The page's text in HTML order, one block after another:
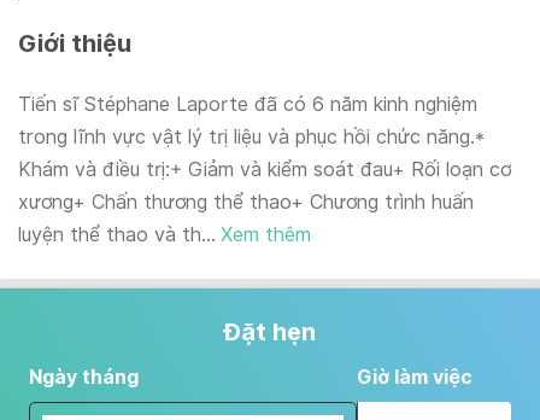
Giới thiệu
Tiến sĩ Stéphane Laporte đã có 6 năm kinh nghiệm
trong lĩnh vực vật lý trị liệu và phục hồi chức năng.*
Khám và điều trị:+ Giảm và kiểm soát đau+ Rối loạn cơ
xương+ Chấn thương thể thao+ Chương trình huấn
luyện thể thao và th... Xem thêm
Đặt hẹn
Ngày tháng Giờ làm việc